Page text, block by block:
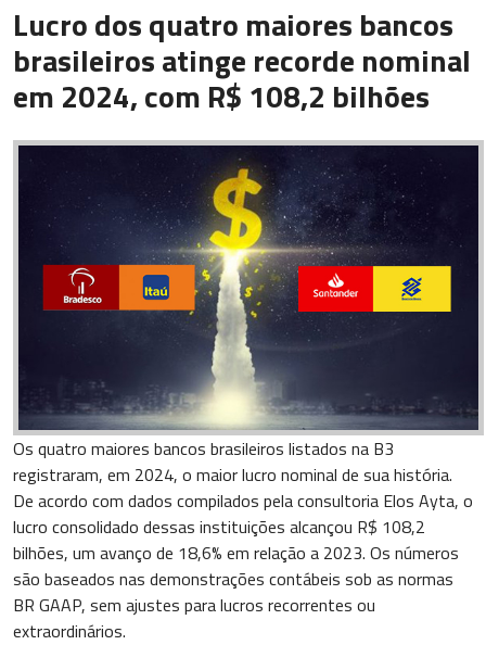
Lucro dos quatro maiores bancos
brasileiros atinge recorde nominal
em 2024, com R$ 108,2 bilhões
Os quatro maiores bancos brasileiros listados na B3
registraram, em 2024, o maior lucro nominal de sua história.
De acordo com dados compilados pela consultoria Elos Ayta, o
lucro consolidado dessas instituições alcançou R$ 108,2
bilhões, um avanço de 18,6% em relação a 2023. Os números
são baseados nas demonstrações contábeis sob as normas
BR GAAP, sem ajustes para lucros recorrentes ou
extraordinários.